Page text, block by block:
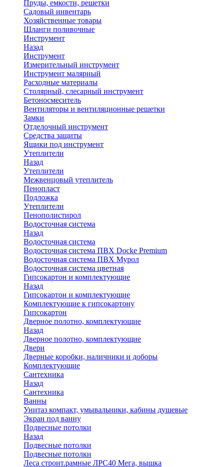
Пруды, емкости, решетки
Садовый инвентарь
Хозяйственные товары
Шланги поливочные
Инструмент
Назад
Инструмент
Измерительный инструмент
Инструмент малярный
Расходные материалы
Столярный, слесарный инструмент
Бетоносмеситель
Вентиляторы и вентиляционные решетки
Замки
Отделочный инструмент
Средства защиты
Ящики под инструмент
Утеплители
Назад
Утеплители
Межвенцовый утеплитель
Пенопласт
Подложка
Утеплители
Пенополистирол
Водосточная система
Назад
Водосточная система
Водосточная система ПВХ Docke Premium
Водосточная система ПВХ Мурол
Водосточная система цветная
Гипсокартон и комплектующие
Назад
Гипсокартон и комплектующие
Комплектующие к гипсокартону
Гипсокартон
Дверное полотно, комплектующие
Назад
Дверное полотно, комплектующие
Двери
Дверные коробки, наличники и доборы
Комплектующие
Сантехника
Назад
Сантехника
Ванны
Унитаз компакт, умывальники, кабины душевые
Экран под ванну
Подвесные потолки
Назад
Подвесные потолки
Подвесные потолки
Леса строит.рамные ЛРС40 Мега, вышка